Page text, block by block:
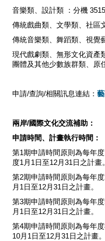
廉
政
專
區
珍
貴
資
補
助/
申
請
件
政
府
公
開
音樂類、設計類 ：分機 3515
傳統戲曲類、文學類、社區
傳統音樂類、舞蹈類、視覺
現代戲劇類、無形文化資產
團體及其他少數族群類、原
申請/查詢/相關訊息連結：
兩岸/國際文化交流補助：
申請時間、計畫執行時間：
第1期申請時間原則為每年
度1月1日至12月31日之計畫。
第2期申請時間原則為每年
月1日至12月31日之計畫。
第3期申請時間原則為每年
月1日至12月31日之計畫。
第4期申請時間原則為每年
10月1日至12月31日之計畫。